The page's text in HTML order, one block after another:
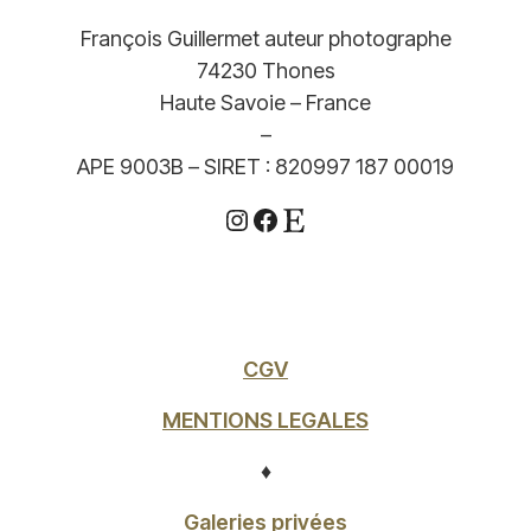
François Guillermet auteur photographe
74230 Thones
Haute Savoie – France
–
APE 9003B – SIRET : 820997 187 00019
Instagram
Facebook
Etsy
CGV
MENTIONS LEGALES
♦
Galeries privées